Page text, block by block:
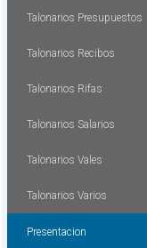
Talonarios Presupuestos
Talonarios Recibos
Talonarios Rifas
Talonarios Salarios
Talonarios Vales
Talonarios Varios
Presentacion